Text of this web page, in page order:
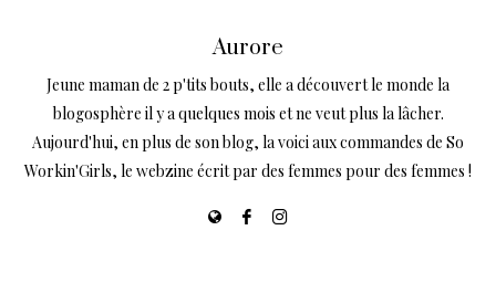
Aurore
Jeune maman de 2 p'tits bouts, elle a découvert le monde la
blogosphère il y a quelques mois et ne veut plus la lâcher.
Aujourd'hui, en plus de son blog, la voici aux commandes de So
Workin'Girls, le webzine écrit par des femmes pour des femmes !